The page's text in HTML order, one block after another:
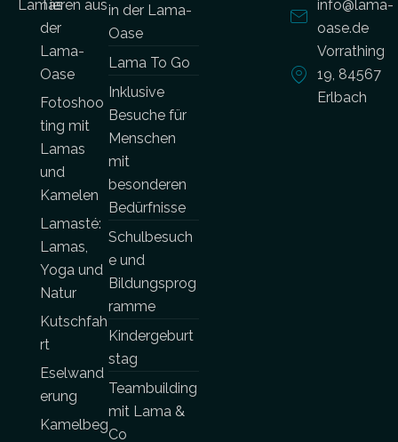
LamasTieren aus
der
Lama-
Oase
Fotoshoo
ting mit
Lamas
und
Kamelen
Lamasté:
Lamas,
Yoga und
Natur
Kutschfah
rt
Eselwand
erung
Kamelbeg
in der Lama-
Oase
Lama To Go
Inklusive
Besuche für
Menschen
mit
besonderen
Bedürfnisse
Schulbesuch
e und
Bildungsprog
ramme
Kindergeburt
stag
Teambuilding
mit Lama &
Co
info@lama-
oase.de
Vorrathing
19, 84567
Erlbach